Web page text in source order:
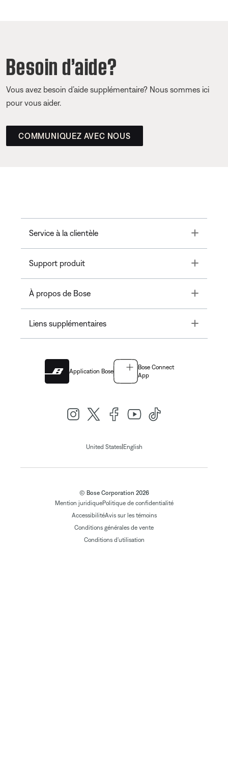
Besoin d’aide?
Vous avez besoin d’aide supplémentaire? Nous sommes ici
pour vous aider.
COMMUNIQUEZ AVEC NOUS
Service à la clientèle Toggle
Support produit Toggle
À propos de Bose Toggle
Liens supplémentaires Toggle
Application Bose
Bose Connect
App
United States| English
© Bose Corporation 2026
Mention juridiquePolitique de confidentialité
AccessibilitéAvis sur les témoins
Conditions générales de vente
Conditions d'utilisation